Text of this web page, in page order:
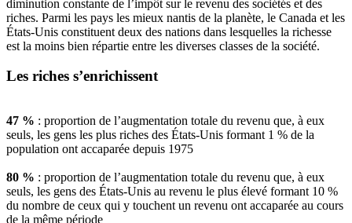
diminution constante de l’impôt sur le revenu des sociétés et des
riches. Parmi les pays les mieux nantis de la planète, le Canada et les
États-Unis constituent deux des nations dans lesquelles la richesse
est la moins bien répartie entre les diverses classes de la société.
Les riches s’enrichissent
47 % : proportion de l’augmentation totale du revenu que, à eux
seuls, les gens les plus riches des États-Unis formant 1 % de la
population ont accaparée depuis 1975
80 % : proportion de l’augmentation totale du revenu que, à eux
seuls, les gens des États-Unis au revenu le plus élevé formant 10 %
du nombre de ceux qui y touchent un revenu ont accaparée au cours
de la même période